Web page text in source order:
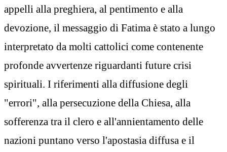
appelli alla preghiera, al pentimento e alla
devozione, il messaggio di Fatima è stato a lungo
interpretato da molti cattolici come contenente
profonde avvertenze riguardanti future crisi
spirituali. I riferimenti alla diffusione degli
"errori", alla persecuzione della Chiesa, alla
sofferenza tra il clero e all'annientamento delle
nazioni puntano verso l'apostasia diffusa e il